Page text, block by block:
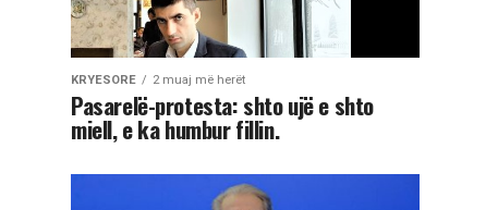
KRYESORE 2 muaj më herët
Pasarelë-protesta: shto ujë e shto
miell, e ka humbur fillin.